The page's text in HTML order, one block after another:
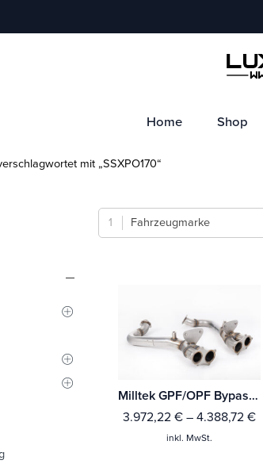
Home Shop
mit „SSXPO170“
Fahrzeugmarke
Milltek GPF/OPF Bypass Porsche Cayman 718 GT4 4.0 (mit OPF/GPF - Ab Baujahr Feb 2020 )
3.972,22 € – 4.388,72 €
inkl. MwSt.